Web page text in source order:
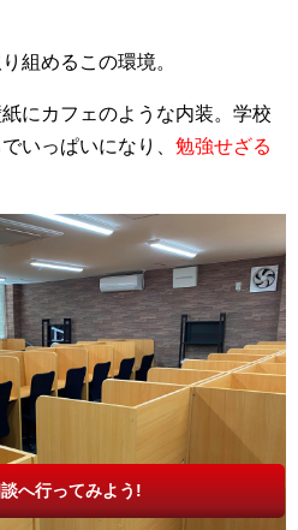
組めるこの環境。
にカフェのような内装。学校
いっぱいになり、 勉強せざる
へ行ってみよう!